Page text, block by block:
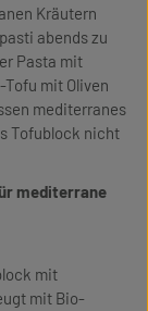
Kräutern
abends zu
Pasta mit
mit Oliven
mediterranes
Tofublock nicht
mediterrane
mit
mit Bio-